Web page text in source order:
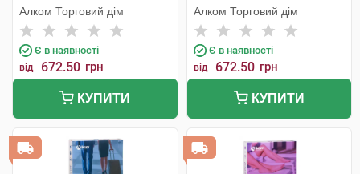
пара
Алком Торговий дім
Є в наявності
від 672.50 грн
КУПИТИ
пара
Алком Торговий дім
Є в наявності
від 672.50 грн
КУПИТИ